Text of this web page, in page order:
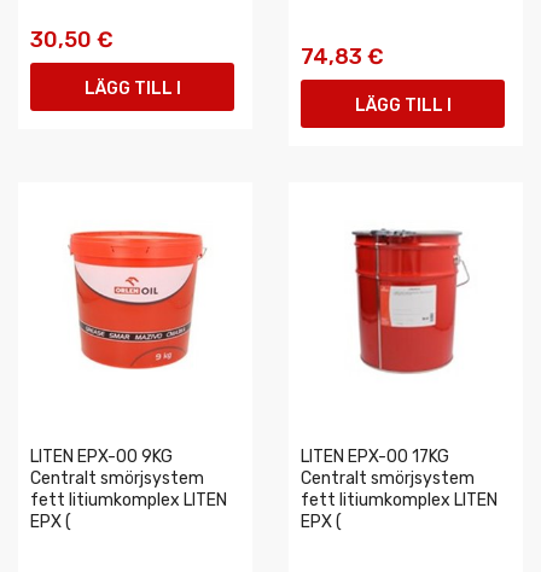
30,50 €
LÄGG TILL I
74,83 €
LÄGG TILL I
LITEN EPX-00 9KG
Centralt smörjsystem
fett litiumkomplex LITEN
EPX (
LITEN EPX-00 17KG
Centralt smörjsystem
fett litiumkomplex LITEN
EPX (